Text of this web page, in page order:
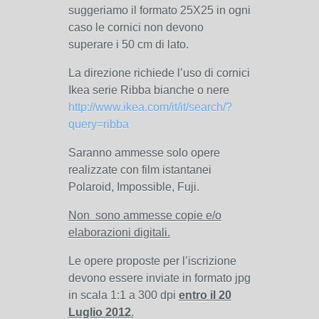
suggeriamo il formato 25X25 in ogni
caso le cornici non devono
superare i 50 cm di lato.
La direzione richiede l’uso di cornici
Ikea serie Ribba bianche o nere
http://www.ikea.com/it/it/search/?
query=ribba
Saranno ammesse solo opere
realizzate con film istantanei
Polaroid, Impossible, Fuji.
Non sono ammesse copie e/o
elaborazioni digitali.
Le opere proposte per l’iscrizione
devono essere inviate in formato jpg
in scala 1:1 a 300 dpi entro il 20
Luglio 2012.